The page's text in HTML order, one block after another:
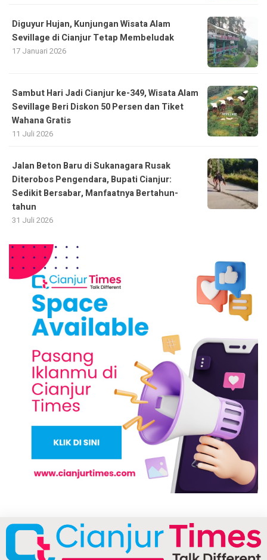
Diguyur Hujan, Kunjungan Wisata Alam
Sevillage di Cianjur Tetap Membeludak
17 Januari 2026
Sambut Hari Jadi Cianjur ke-349, Wisata Alam
Sevillage Beri Diskon 50 Persen dan Tiket
Wahana Gratis
11 Juli 2026
Jalan Beton Baru di Sukanagara Rusak
Diterobos Pengendara, Bupati Cianjur:
Sedikit Bersabar, Manfaatnya Bertahun-
tahun
31 Juli 2026